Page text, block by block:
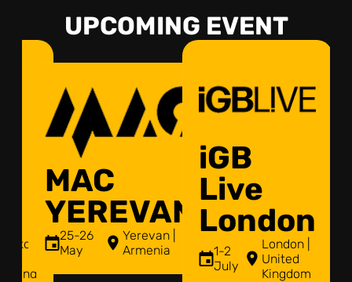
UPCOMING EVENT
MAC
YEREVAN
25-26
May
Yerevan |
Armenia
iGB
Live
London
1-2
July
London |
United
Kingdom